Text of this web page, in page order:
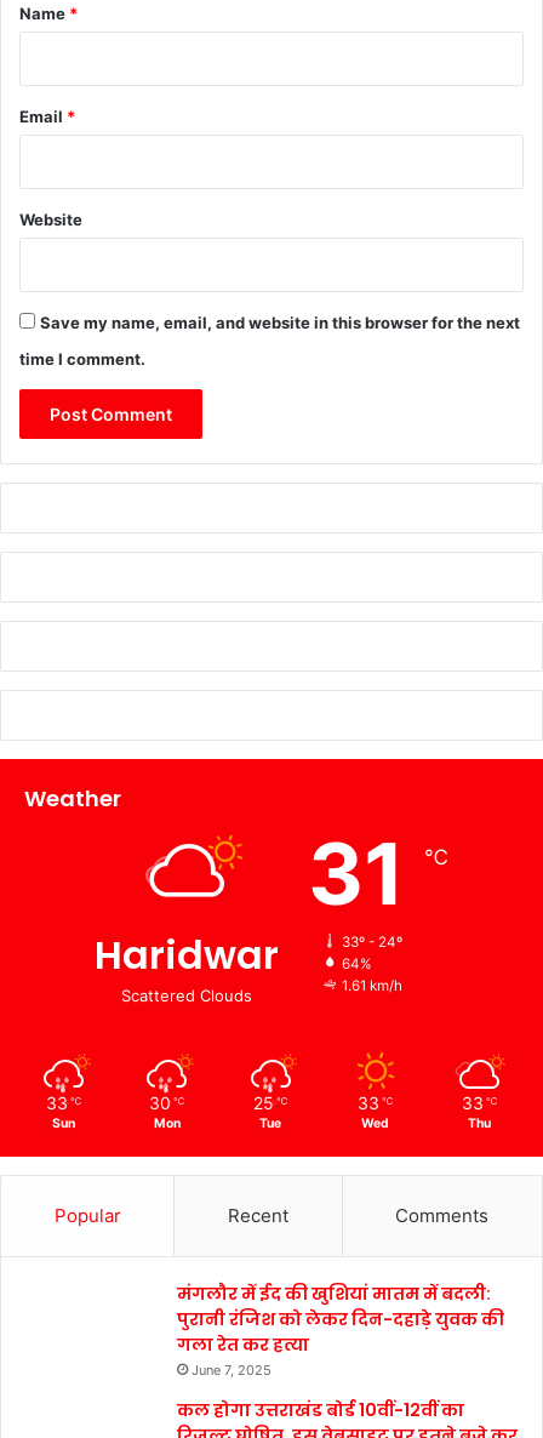
*
Name *
Email *
Website
Save my name, email, and website in this browser for the next
time I comment.
Weather
Haridwar
Scattered Clouds
31 ℃
33º - 24º
64%
1.61 km/h
33 ℃
Sun
30 ℃
Mon
25 ℃
Tue
33 ℃
Wed
33 ℃
Thu
Popular Recent Comments
मंगलौर में ईद की खुशियां मातम में बदली:
पुरानी रंजिश को लेकर दिन-दहाड़े युवक की
गला रेत कर हत्या
June 7, 2025
कल होगा उत्तराखंड बोर्ड 10वीं-12वीं का